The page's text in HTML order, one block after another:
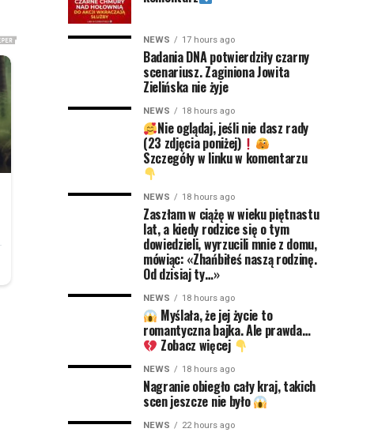
NEWS 17 hours ago
Badania DNA potwierdziły czarny
scenariusz. Zaginiona Jowita
Zielińska nie żyje
NEWS 18 hours ago
Nie oglądaj, jeśli nie dasz rady
(23 zdjęcia poniżej)
Szczegóły w linku w komentarzu
NEWS 18 hours ago
Zaszłam w ciążę w wieku piętnastu
lat, a kiedy rodzice się o tym
dowiedzieli, wyrzucili mnie z domu,
mówiąc: «Zhańbiłeś naszą rodzinę.
Od dzisiaj ty…»
NEWS 18 hours ago
Myślała, że jej życie to
romantyczna bajka. Ale prawda…
Zobacz więcej
NEWS 18 hours ago
Nagranie obiegło cały kraj, takich
scen jeszcze nie było
NEWS 22 hours ago